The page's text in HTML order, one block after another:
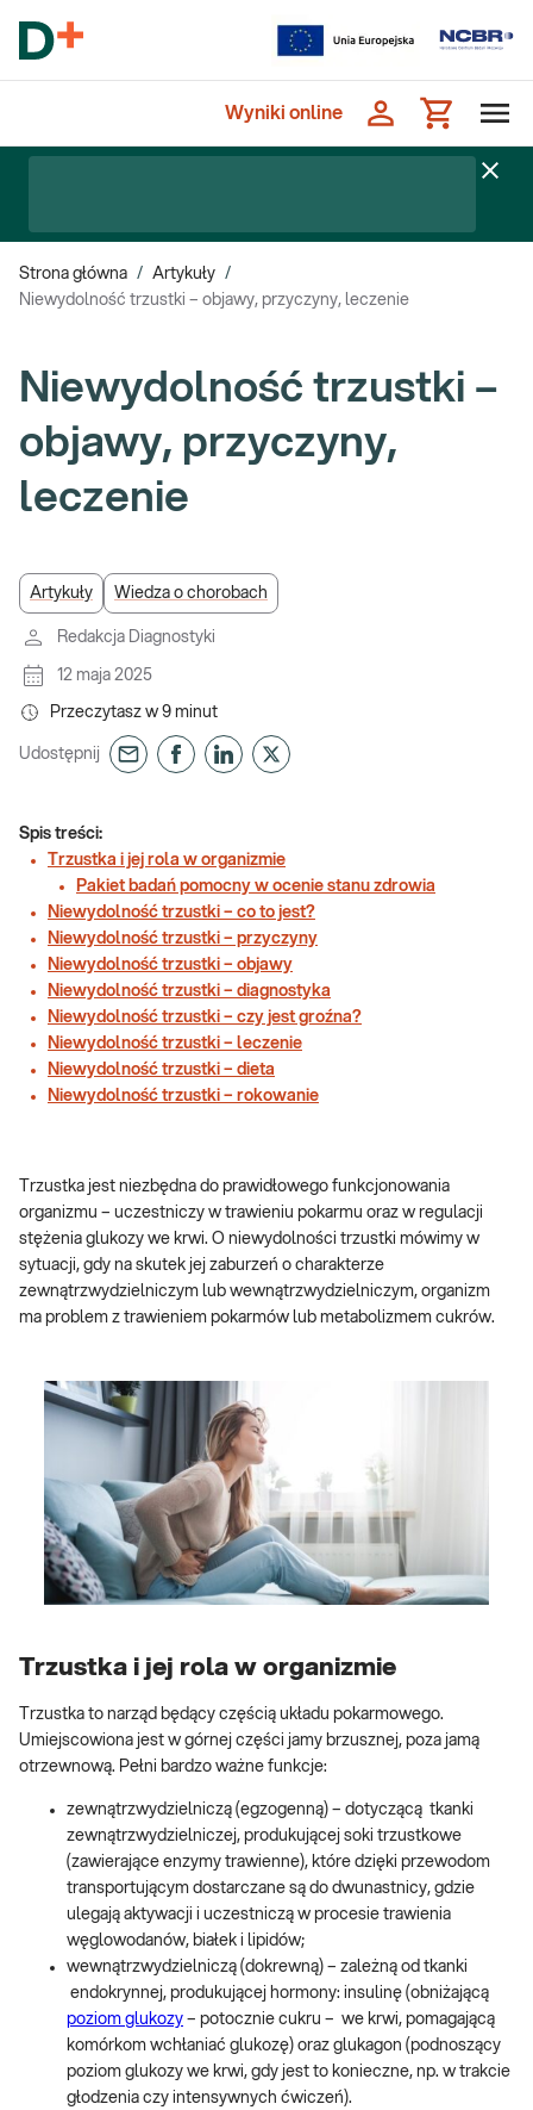
Wyniki online
Strona główna / Artykuły /
Niewydolność trzustki – objawy, przyczyny, leczenie
Niewydolność trzustki –
objawy, przyczyny,
leczenie
Artykuły Wiedza o chorobach
Redakcja Diagnostyki
12 maja 2025
Przeczytasz w 9 minut
Udostępnij
Spis treści:
Trzustka i jej rola w organizmie
Pakiet badań pomocny w ocenie stanu zdrowia
Niewydolność trzustki – co to jest?
Niewydolność trzustki – przyczyny
Niewydolność trzustki – objawy
Niewydolność trzustki – diagnostyka
Niewydolność trzustki – czy jest groźna?
Niewydolność trzustki – leczenie
Niewydolność trzustki – dieta
Niewydolność trzustki – rokowanie
Trzustka jest niezbędna do prawidłowego funkcjonowania
organizmu – uczestniczy w trawieniu pokarmu oraz w regulacji
stężenia glukozy we krwi. O niewydolności trzustki mówimy w
sytuacji, gdy na skutek jej zaburzeń o charakterze
zewnątrzwydzielniczym lub wewnątrzwydzielniczym, organizm
ma problem z trawieniem pokarmów lub metabolizmem cukrów.
Trzustka i jej rola w organizmie
Trzustka to narząd będący częścią układu pokarmowego.
Umiejscowiona jest w górnej części jamy brzusznej, poza jamą
otrzewnową. Pełni bardzo ważne funkcje:
zewnątrzwydzielniczą (egzogenną) – dotyczącą tkanki
zewnątrzwydzielniczej, produkującej soki trzustkowe
(zawierające enzymy trawienne), które dzięki przewodom
transportującym dostarczane są do dwunastnicy, gdzie
ulegają aktywacji i uczestniczą w procesie trawienia
węglowodanów, białek i lipidów;
wewnątrzwydzielniczą (dokrewną) – zależną od tkanki
endokrynnej, produkującej hormony: insulinę (obniżającą
poziom glukozy – potocznie cukru – we krwi, pomagającą
komórkom wchłaniać glukozę) oraz glukagon (podnoszący
poziom glukozy we krwi, gdy jest to konieczne, np. w trakcie
głodzenia czy intensywnych ćwiczeń).